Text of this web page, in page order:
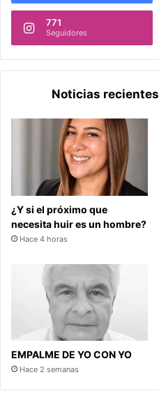
771
Seguidores
Noticias recientes
¿Y si el próximo que
necesita huir es un hombre?
Hace 4 horas
EMPALME DE YO CON YO
Hace 2 semanas